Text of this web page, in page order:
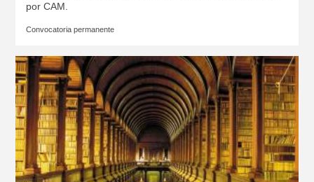
por CAM.
Convocatoria permanente